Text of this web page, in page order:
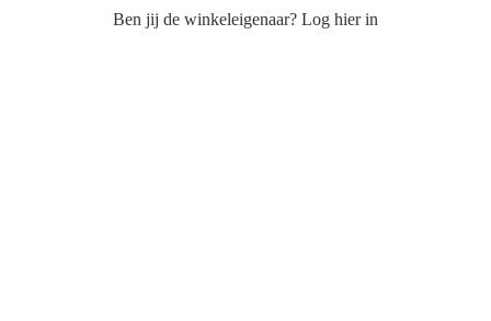
Ben jij de winkeleigenaar? Log hier in